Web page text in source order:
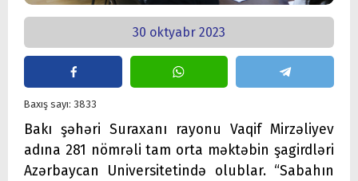
30 oktyabr 2023
Baxış sayı: 3833
Bakı şəhəri Suraxanı rayonu Vaqif Mirzəliyev
adına 281 nömrəli tam orta məktəbin şagirdləri
Azərbaycan Universitetində olublar. “Sabahın